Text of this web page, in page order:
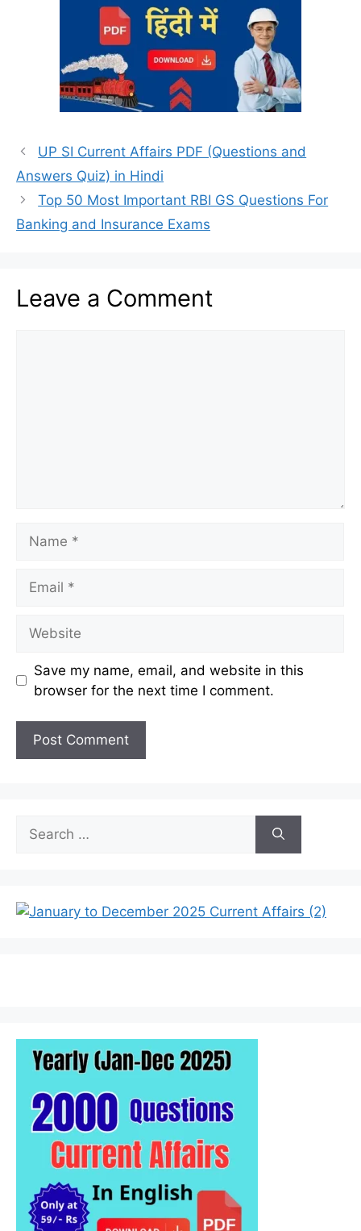
UP SI Current Affairs PDF (Questions and
Answers Quiz) in Hindi
Top 50 Most Important RBI GS Questions For
Banking and Insurance Exams
Leave a Comment
Save my name, email, and website in this
browser for the next time I comment.
Search
for: